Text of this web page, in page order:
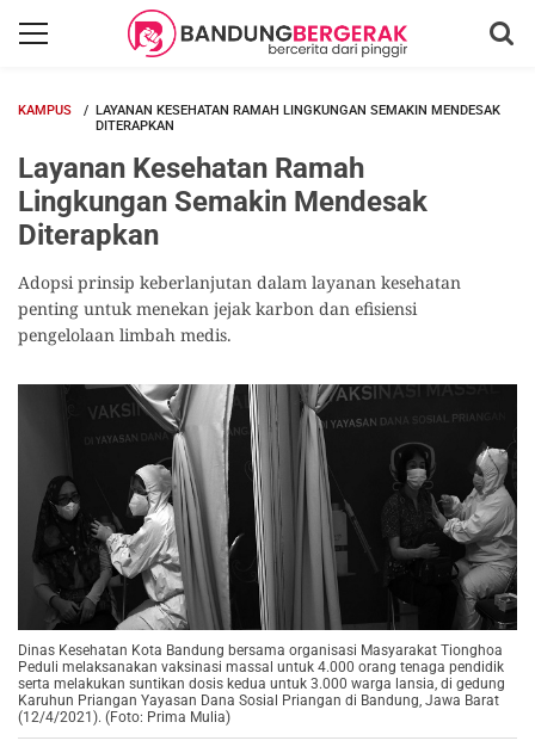
KAMPUS
LAYANAN KESEHATAN RAMAH LINGKUNGAN SEMAKIN MENDESAK
DITERAPKAN
Layanan Kesehatan Ramah
Lingkungan Semakin Mendesak
Diterapkan
Adopsi prinsip keberlanjutan dalam layanan kesehatan
penting untuk menekan jejak karbon dan efisiensi
pengelolaan limbah medis.
Dinas Kesehatan Kota Bandung bersama organisasi Masyarakat Tionghoa
Peduli melaksanakan vaksinasi massal untuk 4.000 orang tenaga pendidik
serta melakukan suntikan dosis kedua untuk 3.000 warga lansia, di gedung
Karuhun Priangan Yayasan Dana Sosial Priangan di Bandung, Jawa Barat
(12/4/2021). (Foto: Prima Mulia)